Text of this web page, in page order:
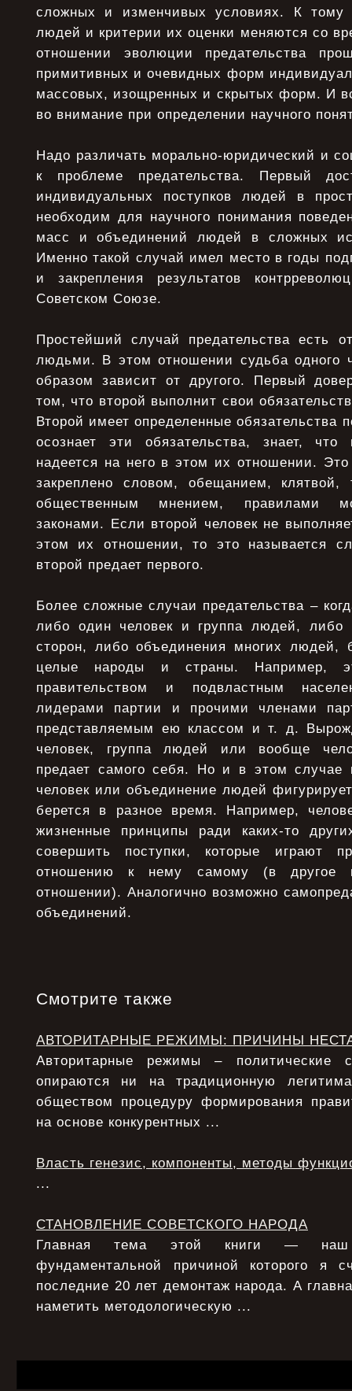
сложных и изменчивых условиях. К тому
людей и критерии их оценки меняются со
отношении эволюции предательства
примитивных и очевидных форм
массовых, изощренных и скрытых форм. И
во внимание при определении научного
Надо различать морально-юридический и
к проблеме предательства. Первый
индивидуальных поступков людей в
необходим для научного понимания
масс и объединений людей в сложных
Именно такой случай имел место в годы
и закрепления результатов
Советском Союзе.
Простейший случай предательства есть
людьми. В этом отношении судьба одного
образом зависит от другого. Первый
том, что второй выполнит свои
Второй имеет определенные обязательства
осознает эти обязательства, знает,
надеется на него в этом их отношении.
закреплено словом, обещанием, клятвой,
общественным мнением, правилами
законами. Если второй человек не
этом их отношении, то это называется
второй предает первого.
Более сложные случаи предательства –
либо один человек и группа людей,
сторон, либо объединения многих
целые народы и страны. Например,
правительством и подвластным
лидерами партии и прочими членами
представляемым ею классом и т. д.
человек, группа людей или вообще
предает самого себя. Но и в этом случае
человек или объединение людей
берется в разное время. Например,
жизненные принципы ради каких-то
совершить поступки, которые играют
отношению к нему самому (в другое
отношении). Аналогично возможно
объединений.
Смотрите также
АВТОРИТАРНЫЕ РЕЖИМЫ: ПРИЧИНЫ
Авторитарные режимы – политические
опираются ни на традиционную
обществом процедуру формирования
на основе конкурентных ...
Власть генезис, компоненты, методы
...
СТАНОВЛЕНИЕ СОВЕТСКОГО НАРОДА
Главная тема этой книги — наш
фундаментальной причиной которого я
последние 20 лет демонтаж народа. А
наметить методологическую ...